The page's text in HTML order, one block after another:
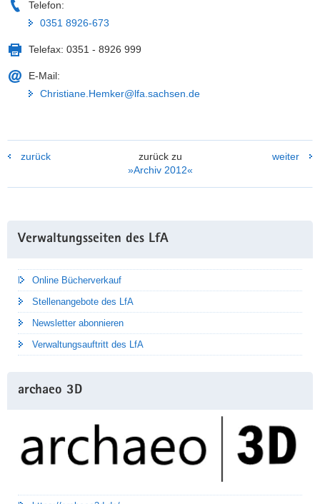
Telefon:
0351 8926-673
Telefax: 0351 - 8926 999
E-Mail:
Christiane.Hemker@lfa.sachsen.de
zurück
zurück zu
»Archiv 2012«
weiter
Information
Verwaltungsseiten des LfA
Online Bücherverkauf
Stellenangebote des LfA
Newsletter abonnieren
Verwaltungsauftritt des LfA
archaeo 3D